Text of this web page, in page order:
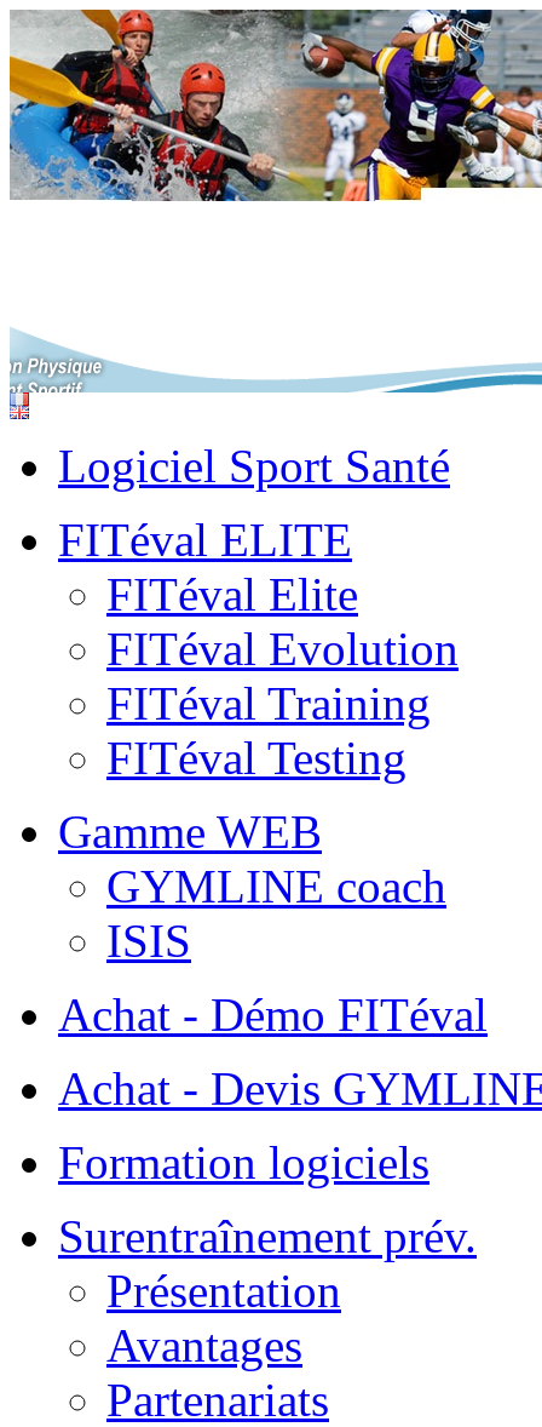
Logiciel Sport Santé
FITéval ELITE
FITéval Elite
FITéval Evolution
FITéval Training
FITéval Testing
Gamme WEB
GYMLINE coach
ISIS
Achat - Démo FITéval
Achat - Devis
Formation logiciels
Surentraînement prév.
Présentation
Avantages
Partenariats